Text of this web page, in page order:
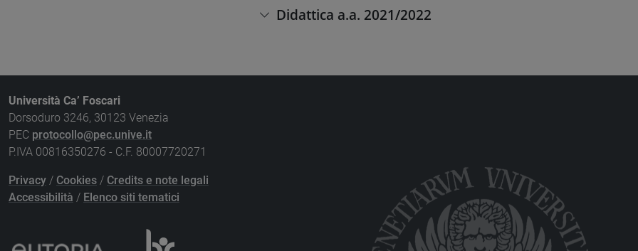
Didattica a.a. 2021/2022
Università Ca’ Foscari
Dorsoduro 3246, 30123 Venezia
PEC protocollo@pec.unive.it
P.IVA 00816350276 - C.F. 80007720271
Privacy / Cookies / Credits e note legali
Accessibilità / Elenco siti tematici